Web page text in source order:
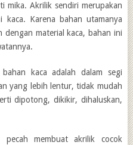
mika. Akrilik sendiri merupakan
kaca. Karena bahan utamanya
material kaca, bahan ini
kaca adalah dalam segi
yang lebih lentur, tidak mudah
dipotong, dikikir, dihaluskan,
membuat akrilik cocok